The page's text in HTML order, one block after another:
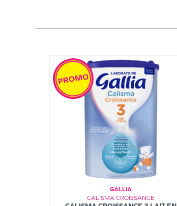
GALLIA
CALISMA CROISSANCE
PROMO